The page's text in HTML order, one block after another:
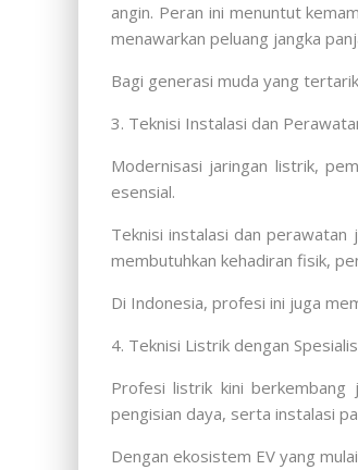
angin. Peran ini menuntut
menawarkan peluang jangka
Bagi generasi muda yang
3. Teknisi Instalasi dan
Modernisasi jaringan listrik,
esensial.
Teknisi instalasi dan
membutuhkan kehadiran fisik,
Di Indonesia, profesi ini juga
4. Teknisi Listrik dengan
Profesi listrik kini berkembang
pengisian daya, serta instalasi
Dengan ekosistem EV yang